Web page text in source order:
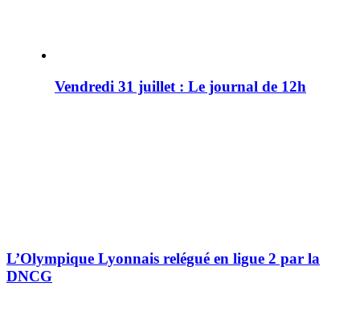
Vendredi 31 juillet : Le journal de 12h
L’Olympique Lyonnais relégué en ligue 2 par la
DNCG